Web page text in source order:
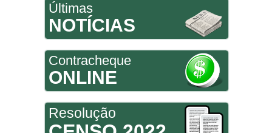
Últimas
NOTÍCIAS
Contracheque
ONLINE
Resolução